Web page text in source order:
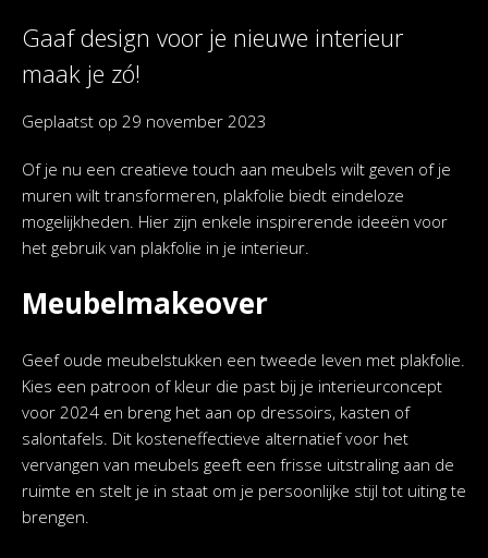
Gaaf design voor je nieuwe interieur
maak je zó!
Geplaatst op 29 november 2023
Of je nu een creatieve touch aan meubels wilt geven of je
muren wilt transformeren, plakfolie biedt eindeloze
mogelijkheden. Hier zijn enkele inspirerende ideeën voor
het gebruik van plakfolie in je interieur.
Meubelmakeover
Geef oude meubelstukken een tweede leven met plakfolie.
Kies een patroon of kleur die past bij je interieurconcept
voor 2024 en breng het aan op dressoirs, kasten of
salontafels. Dit kosteneffectieve alternatief voor het
vervangen van meubels geeft een frisse uitstraling aan de
ruimte en stelt je in staat om je persoonlijke stijl tot uiting te
brengen.